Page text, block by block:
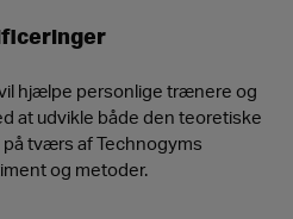
hjælpe personlige trænere og
at udvikle både den teoretiske
tværs af Technogyms
og metoder.